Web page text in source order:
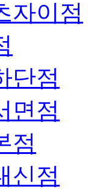
자이점
단점
면점
점
신점